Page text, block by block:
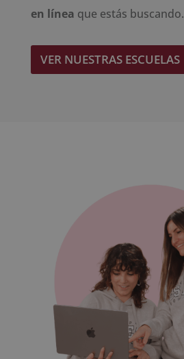
en línea que estás buscando.
VER NUESTRAS ESCUELAS